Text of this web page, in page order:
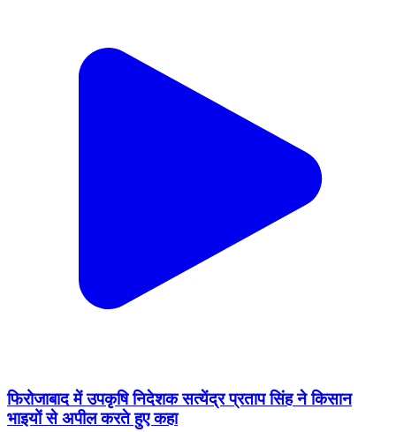
फिरोजाबाद में उपकृषि निदेशक सत्येंद्र प्रताप सिंह ने किसान
भाइयों से अपील करते हुए कहा